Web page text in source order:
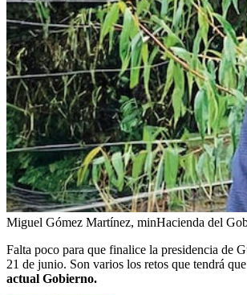
Miguel Gómez Martínez, minHacienda del
Falta poco para que finalice la presidencia de
21 de junio. Son varios los retos que tendrá
actual Gobierno.